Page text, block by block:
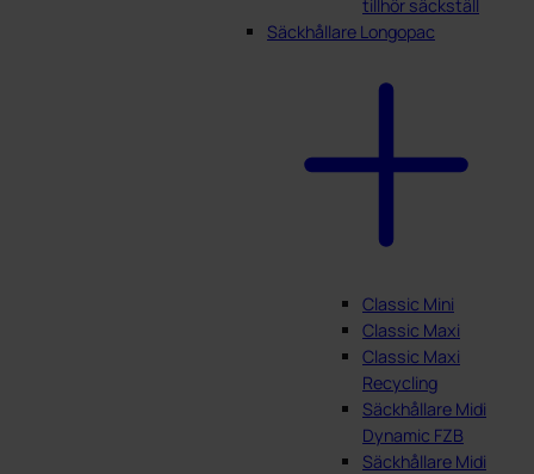
tillhör säckställ
Säckhållare Longopac
Classic Mini
Classic Maxi
Classic Maxi
Recycling
Säckhållare Midi
Dynamic FZB
Säckhållare Midi